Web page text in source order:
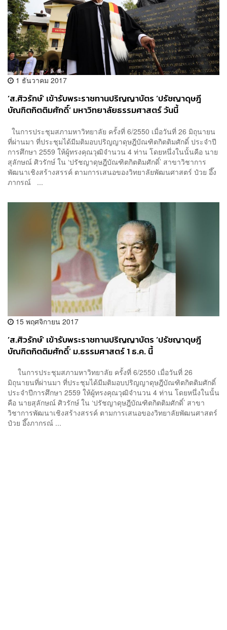
1 ธันวาคม 2017
‘ส.ศิวรักษ์’ เข้ารับพระราชทานปริญญาบัตร ‘ปรัชญาดุษฎี
บัณฑิตกิตติมศักดิ์’ มหาวิทยาลัยธรรมศาสตร์ วันนี้
ในการประชุมสภามหาวิทยาลัย ครั้งที่ 6/2550 เมื่อวันที่ 26 มิถุนายน
ที่ผ่านมา ที่ประชุมได้มีมติมอบปริญญาดุษฎีบัณฑิตกิตติมศักดิ์ ประจําปี
การศึกษา 2559 ให้ผู้ทรงคุณวุฒิจำนวน 4 ท่าน โดยหนึ่งในนั้นคือ นาย
สุลักษณ์ ศิวรักษ์ ใน ‘ปรัชญาดุษฎีบัณฑิตกิตติมศักดิ์’ สาขาวิชาการ
พัฒนาเชิงสร้างสรรค์ ตามการเสนอของวิทยาลัยพัฒนศาสตร์ ป๋วย อึ๊ง
ภากรณ์ ...
15 พฤศจิกายน 2017
‘ส.ศิวรักษ์’ เข้ารับพระราชทานปริญญาบัตร ‘ปรัชญาดุษฎี
บัณฑิตกิตติมศักดิ์’ ม.ธรรมศาสตร์ 1 ธ.ค. นี้
ในการประชุมสภามหาวิทยาลัย ครั้งที่ 6/2550 เมื่อวันที่ 26
มิถุนายนที่ผ่านมา ที่ประชุมได้มีมติมอบปริญญาดุษฎีบัณฑิตกิตติมศักดิ์
ประจําปีการศึกษา 2559 ให้ผู้ทรงคุณวุฒิจำนวน 4 ท่าน โดยหนึ่งในนั้น
คือ นายสุลักษณ์ ศิวรักษ์ ใน ‘ปรัชญาดุษฎีบัณฑิตกิตติมศักดิ์’ สาขา
วิชาการพัฒนาเชิงสร้างสรรค์ ตามการเสนอของวิทยาลัยพัฒนศาสตร์
ป๋วย อึ๊งภากรณ์ ...